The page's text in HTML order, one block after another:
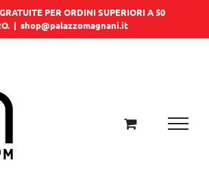
PER ORDINI SUPERIORI A 50
| shop@palazzomagnani.it